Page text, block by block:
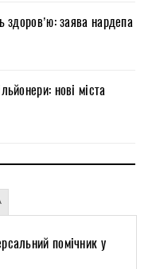
здоров’ю: заява нардепа
нові міста
помічник у